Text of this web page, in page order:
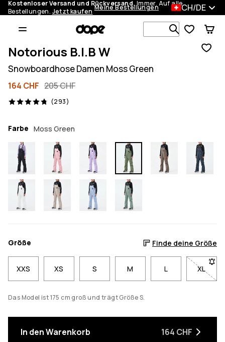
Kostenloser Versand und Rückversand.Immer. Auf alle
Bestellungen. Jetzt kaufen Meine Bestellungen CH/DE
Notorious B.I.B W
Snowboardhose Damen Moss Green
164 CHF 205 CHF
(293)
293 Reviews, 4.8/5
Farbe Moss Green
Größe Finde deine Größe
XXS XS S M L XL
-
Das Model ist 175 cm groß und trägt Größe S.
In den Warenkorb 164 CHF